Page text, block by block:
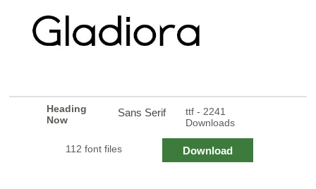
Heading
Now
Sans Serif
ttf - 2241
Downloads
112 font files Download